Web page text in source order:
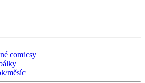
comicsy
měsíc